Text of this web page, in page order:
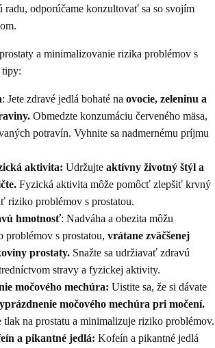
radu, odporúčame konzultovať sa so svojím
a minimalizovanie rizika problémov s
tipy:
: Jete zdravé jedlá bohaté na ovocie, zeleninu a
Obmedzte konzumáciu červeného mäsa,
potravín. Vyhnite sa nadmernému príjmu
aktivita: Udržujte aktívny životný štýl a
Fyzická aktivita môže pomôcť zlepšiť krvný
riziko problémov s prostatou.
hmotnosť: Nadváha a obezita môžu
s prostatou, vrátane zväčšenej
prostaty. Snažte sa udržiavať zdravú
stravy a fyzickej aktivity.
močového mechúra: Uistite sa, že si dávate
močového mechúra pri močení.
tlak na prostatu a minimalizuje riziko problémov.
a pikantné jedlá: Kofeín a pikantné jedlá